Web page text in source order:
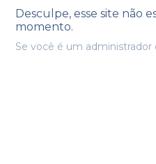
Desculpe, esse site não
momento.
Se você é um administrador